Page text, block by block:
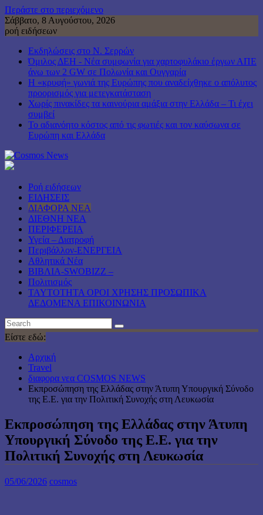
Περάστε στο περιεχόμενο
Σάββατο, 8 Αυγούστου, 2026
ροή ειδήσεων
Εκδηλώσεις στο Ν. Σερρών
Όμιλος ΔΕΗ - Νέα συμφωνία για χαρτοφυλάκιο έργων ΑΠΕ
άνω των 2 GW σε Πολωνία και Ουγγαρία
Η «κρυφή» γωνιά της Ευρώπης που αναδείχθηκε ο απόλυτος
προορισμός για μετεγκατάσταση
Χωρίς πινακίδες τα καινούρια αμάξια στην Ελλάδα – Τι έχει
συμβεί
Το αδιανόητο κόστος από τις φωτιές και τον καύσωνα σε
Ευρώπη και Ελλάδα
Ροή ειδήσεων
ΕΙΔΗΣΕΙΣ
ΔΙΑΦΟΡΑ ΝΕΑ
ΔΙΕΘΝΗ ΝΕΑ
ΠΕΡΙΦΕΡΕΙΑ
Υγεία – Διατροφή
Περιβάλλον-ΕΝΕΡΓΕΙΑ
Αθλητικά Νέα
ΒΙΒΛΙΑ-SWOBIZZ –
Πολιτισμός
TAYTOTHTA ΟΡΟΙ ΧΡΗΣΗΣ ΠΡΟΣΩΠΙΚΑ
ΔΕΔΟΜΕΝΑ ΕΠΙΚΟΙΝΩΝΙΑ
Είστε εδώ:
Αρχική
Travel
διαφορα νεα COSMOS NEWS
Εκπροσώπηση της Ελλάδας στην Άτυπη Υπουργική Σύνοδο
της Ε.Ε. για την Πολιτική Συνοχής στη Λευκωσία
Εκπροσώπηση της Ελλάδας στην Άτυπη
Υπουργική Σύνοδο της Ε.Ε. για την
Πολιτική Συνοχής στη Λευκωσία
05/06/2026 cosmos